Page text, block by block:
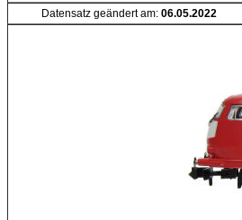
Datensatz geändert am: 06.05.2022